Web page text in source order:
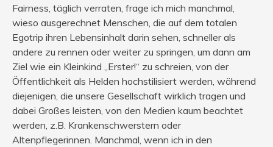
Fairness, täglich verraten, frage ich mich manchmal,
wieso ausgerechnet Menschen, die auf dem totalen
Egotrip ihren Lebensinhalt darin sehen, schneller als
andere zu rennen oder weiter zu springen, um dann am
Ziel wie ein Kleinkind „Erster!“ zu schreien, von der
Öffentlichkeit als Helden hochstilisiert werden, während
diejenigen, die unsere Gesellschaft wirklich tragen und
dabei Großes leisten, von den Medien kaum beachtet
werden, z.B. Krankenschwerstern oder
Altenpflegerinnen. Manchmal, wenn ich in den